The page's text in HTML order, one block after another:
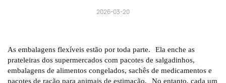
2026-03-20
As embalagens flexíveis estão por toda parte.
Ela enche as
prateleiras dos supermercados com pacotes de salgadinhos,
embalagens de alimentos congelados, sachês de medicamentos e
pacotes de ração para animais de estimação.
No entanto, cada um